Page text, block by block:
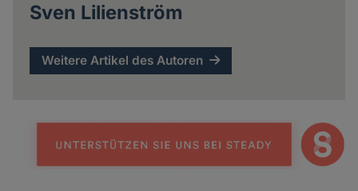
Sven Lilienström
Weitere Artikel des Autoren